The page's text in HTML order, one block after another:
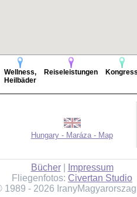
Wellness,
Heilbäder
Reiseleistungen
Hungary - Maráza - Map
Bücher|
Impressum
Fliegenfotos: Civertan Studio
1989 - 2026